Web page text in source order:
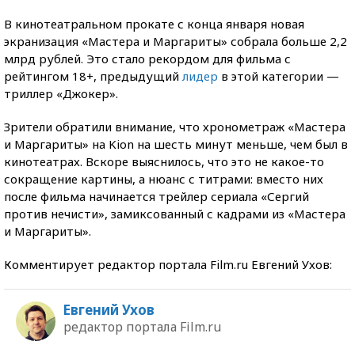
В кинотеатральном прокате с конца января новая
экранизация «Мастера и Маргариты» собрала больше 2,2
млрд рублей. Это стало рекордом для фильма с
рейтингом 18+, предыдущий лидер в этой категории —
триллер «Джокер».
Зрители обратили внимание, что хронометраж «Мастера
и Маргариты» на Kion на шесть минут меньше, чем был в
кинотеатрах. Вскоре выяснилось, что это не какое-то
сокращение картины, а нюанс с титрами: вместо них
после фильма начинается трейлер сериала «Сергий
против нечисти», замиксованный с кадрами из «Мастера
и Маргариты».
Комментирует редактор портала Film.ru Евгений Ухов:
Евгений Ухов
редактор портала Film.ru